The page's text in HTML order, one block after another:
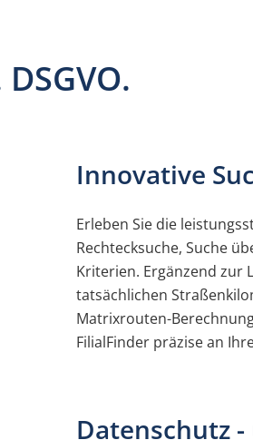
Innovative
Erleben Sie die
Rechtecksuche, Suche
Kriterien. Ergänzend zur
tatsächlichen
Matrixrouten-
FilialFinder präzise an
Datenschutz